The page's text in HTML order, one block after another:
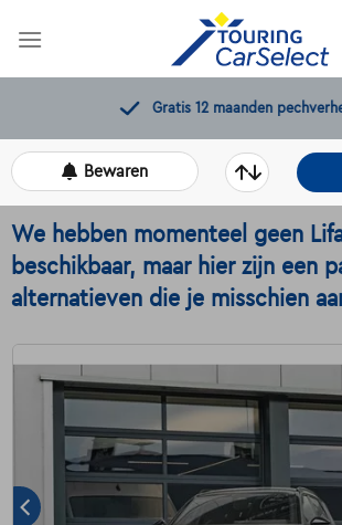
Gratis 12 maanden
Bewaren
We hebben momenteel geen
beschikbaar, maar hier zijn een
alternatieven die je misschien